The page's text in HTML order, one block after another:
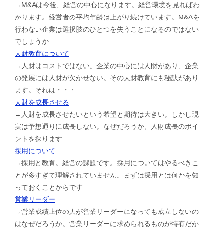
→M&Aは今後、経営の中心になります。経営環境を見ればわ
かります。経営者の平均年齢は上がり続けています。M&Aを
行わない企業は選択肢のひとつを失うことになるのではない
でしょうか
人財教育について
→人財はコストではない。企業の中心には人財があり、企業
の発展には人財が欠かせない。その人財教育にも秘訣があり
ます。それは・・・
人財を成長させる
→人財を成長させたいという希望と期待は大きい。しかし現
実は予想通りに成長しない。なぜだろうか。人財成長のポイ
ントを探ります
採用について
→採用と教育。経営の課題です。採用についてはやるべきこ
とが多すぎて理解されていません。まずは採用とは何かを知
っておくことからです
営業リーダー
→営業成績上位の人が営業リーダーになっても成立しないの
はなぜだろうか。営業リーダーに求められるものが特有だか